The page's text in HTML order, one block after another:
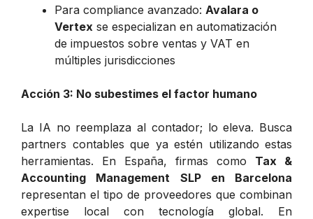
Para compliance avanzado: Avalara o
Vertex se especializan en automatización
de impuestos sobre ventas y VAT en
múltiples jurisdicciones
Acción 3: No subestimes el factor humano
La IA no reemplaza al contador; lo eleva. Busca
partners contables que ya estén utilizando estas
herramientas. En España, firmas como Tax &
Accounting Management SLP en Barcelona
representan el tipo de proveedores que combinan
expertise local con tecnología global. En